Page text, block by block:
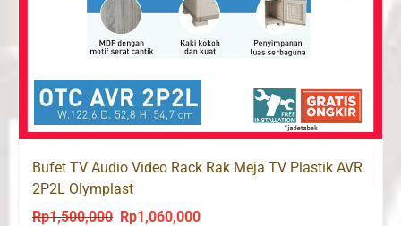
Bufet TV Audio Video Rack Rak Meja TV Plastik AVR
2P2L Olymplast
Rp1,500,000
Original
Rp1,060,000Current